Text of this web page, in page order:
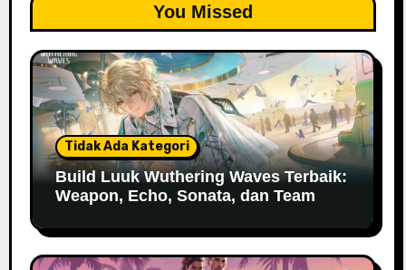
You Missed
Tidak Ada Kategori
Build Luuk Wuthering Waves Terbaik:
Weapon, Echo, Sonata, dan Team